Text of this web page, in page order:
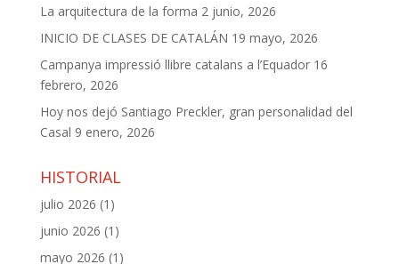
La arquitectura de la forma 2 junio, 2026
INICIO DE CLASES DE CATALÁN 19 mayo, 2026
Campanya impressió llibre catalans a l’Equador 16
febrero, 2026
Hoy nos dejó Santiago Preckler, gran personalidad del
Casal 9 enero, 2026
HISTORIAL
julio 2026 (1)
junio 2026 (1)
mayo 2026 (1)